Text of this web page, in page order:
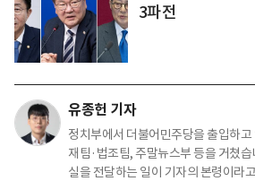
3파전
유종헌 기자
정치부에서 더불어민주당을 출입하
재팀·법조팀, 주말뉴스부 등을 거쳤
실을 전달하는 일이 기자의 본령이라